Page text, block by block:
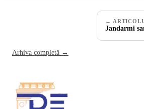
←
Jandarmi
Arhiva completă →